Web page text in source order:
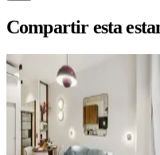
Compartir esta